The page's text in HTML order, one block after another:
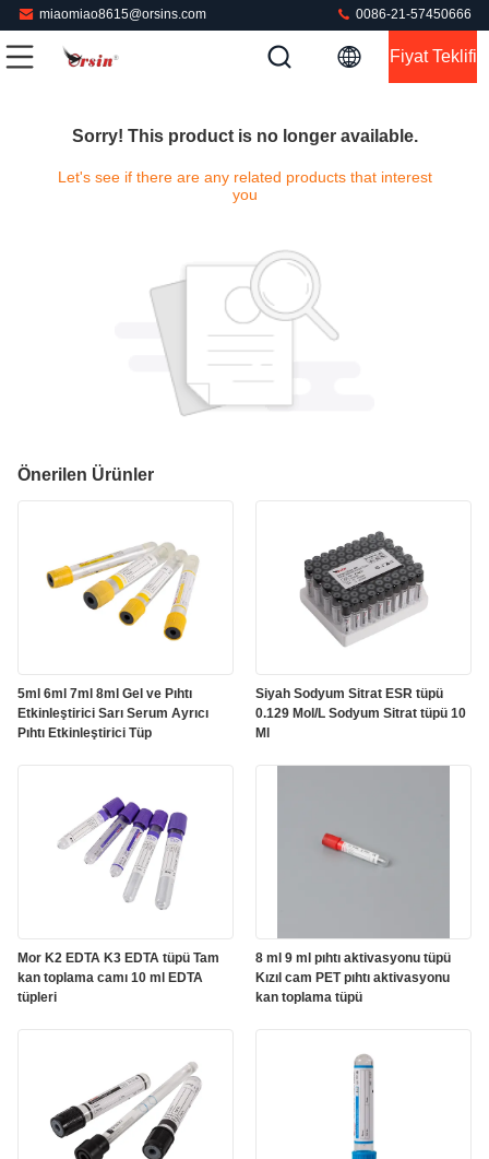
miaomiao8615@orsins.com 0086-21-57450666
Fiyat Teklifi
Sorry! This product is no longer available.
Let's see if there are any related products that interest
you
Önerilen Ürünler
5ml 6ml 7ml 8ml Gel ve Pıhtı
Etkinleştirici Sarı Serum Ayrıcı
Pıhtı Etkinleştirici Tüp
Siyah Sodyum Sitrat ESR tüpü
0.129 Mol/L Sodyum Sitrat tüpü 10
Ml
Mor K2 EDTA K3 EDTA tüpü Tam
kan toplama camı 10 ml EDTA
tüpleri
8 ml 9 ml pıhtı aktivasyonu tüpü
Kızıl cam PET pıhtı aktivasyonu
kan toplama tüpü